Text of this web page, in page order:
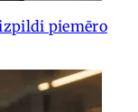
piemēro